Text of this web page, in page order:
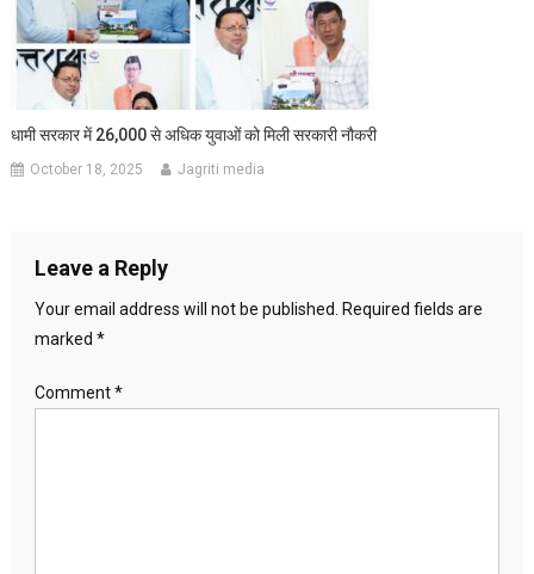
धामी सरकार में 26,000 से अधिक युवाओं को मिली सरकारी नौकरी
October 18, 2025 Jagriti media
Leave a Reply
Your email address will not be published. Required fields are
marked *
Comment*